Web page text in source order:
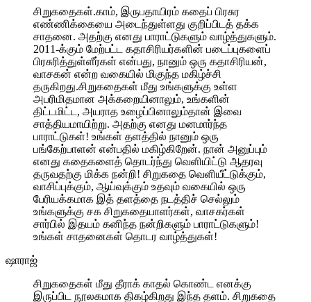
சிறுகதைகள்.காம், இருபதாயிரம் கதைப் பிரசுர
எண்ணிக்கையை அடைந்துள்ளது குறிப்பிடத் தக்க
சாதனை. அதற்கு எனது பாராட்டுகளும் வாழ்த்துகளும்.
2011-க்கும் மேற்பட்ட கதாசிரியர்களின் படைப்புகளைப்
பிரசுரித்துள்ளீர்கள் என்பது, நானும் ஒரு கதாசிரியன்,
வாசகன் என்ற வகையில் மிகுந்த மகிழ்ச்சி
தருகிறது.சிறுகதைகள் மீது உங்களுக்கு உள்ள
அபரிமிதமான அக்கறையினாலும், உங்களின்
திட்டமிட்ட, அயராத உழைப்பினாலும்தான் இவை
சாத்தியமாயிற்று. அதற்கு எனது மனமார்ந்த
பாராட்டுகள்! உங்கள் தளத்தில் நானும் ஒரு
பங்கேற்பாளன் என்பதில் மகிழ்கிறேன். நான் அனுப்பும்
எனது கதைகளைத் தொடர்ந்து வெளியிட்டு ஆதரவு
தருவதற்கு மிக்க நன்றி! சிறுகதை வெளியீட்டுக்கும்,
வாசிப்புக்கும், ஆய்வுக்கும் உதவும் வகையில் ஒரு
பேரியக்கமாக இத் தளத்தை நடத்திச் செல்லும்
உங்களுக்கு சக சிறுகதையாளர்கள், வாசகர்கள்
சார்பில் இதயம் கனிந்த நன்றிகளும் பாராட்டுகளும்!
உங்கள் சாதனைகள் தொடர வாழ்த்துகள்!
ஷாராஜ்
சிறுகதைகள் மீது தீராக் காதல் கொண்ட எனக்கு
இருப்பிட நூலகமாக திகழ்கிறது இந்த தளம். சிறுகதை